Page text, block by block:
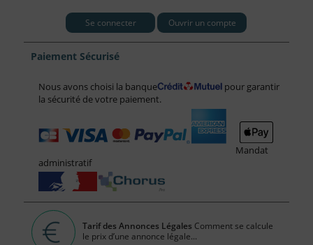
Se connecter Ouvrir un compte
Paiement Sécurisé
Nous avons choisi la banque
pour garantir
la sécurité de votre paiement.
Mandat
administratif
Tarif des Annonces Légales Comment se calcule
le prix d’une annonce légale...